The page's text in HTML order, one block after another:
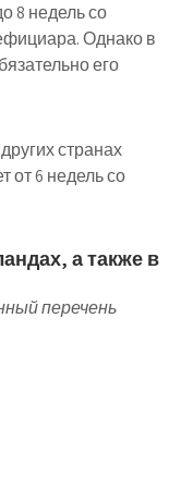
8 недель со
Однако в
его
странах
от 6 недель со
а также в
перечень